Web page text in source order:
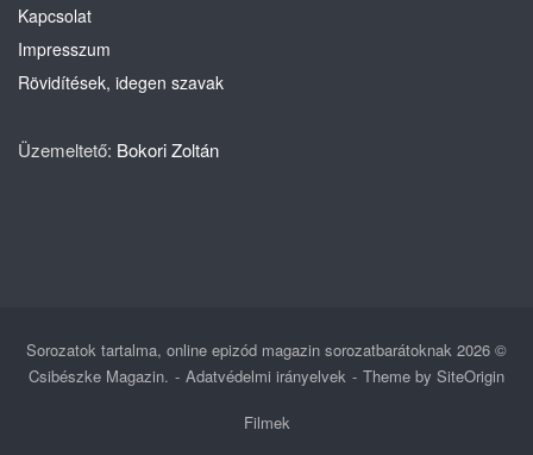
Kapcsolat
Impresszum
Rövidítések, idegen szavak
Üzemeltető: Bokori Zoltán
Sorozatok tartalma, online epizód magazin sorozatbarátoknak 2026 ©
Csibészke Magazin.
Adatvédelmi irányelvek Theme by SiteOrigin
Filmek